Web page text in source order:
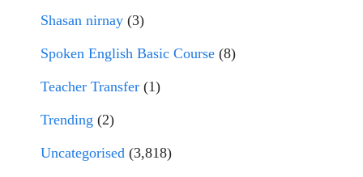
Shasan nirnay (3)
Spoken English Basic Course (8)
Teacher Transfer (1)
Trending (2)
Uncategorised (3,818)